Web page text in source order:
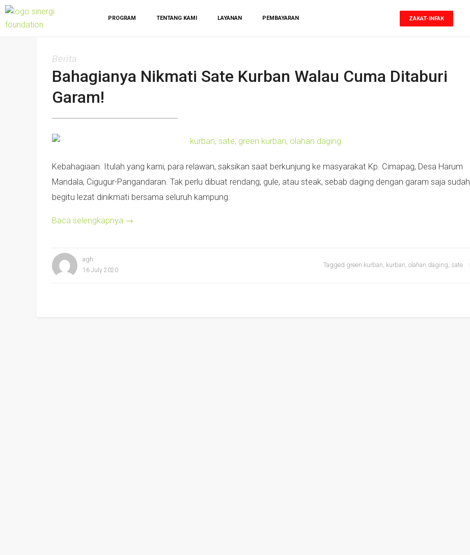
PROGRAM TENTANG KAMI LAYANAN PEMBAYARAN ZAKAT-INFAK
Berita
Bahagianya Nikmati Sate Kurban Walau Cuma Ditaburi
Garam!
Kebahagiaan. Itulah yang kami, para relawan, saksikan saat berkunjung ke masyarakat Kp. Cimapag, Desa Harum
Mandala, Cigugur-Pangandaran. Tak perlu dibuat rendang, gule, atau steak, sebab daging dengan garam saja sudah
begitu lezat dinikmati bersama seluruh kampung.
Baca selengkapnya →
Tagged green kurban kurban olahan daging sate
agh
16 July 2020